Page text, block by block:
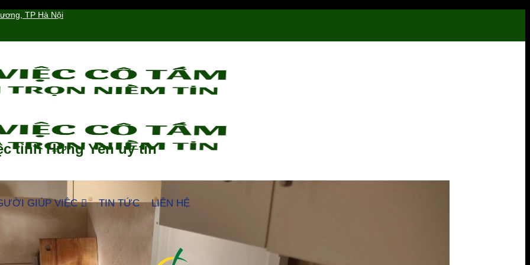
TP Hà Nội
GIÚP VIỆC TIN TỨC LIÊN HỆ
tỉnh Hưng Yên uy tín